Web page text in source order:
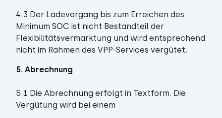
4.3 Der Ladevorgang bis zum Erreichen des
Minimum SOC ist nicht Bestandteil der
Flexibilitätsvermarktung und wird entsprechend
nicht im Rahmen des VPP-Services vergütet.
5. Abrechnung
5.1 Die Abrechnung erfolgt in Textform. Die
Vergütung wird bei einem